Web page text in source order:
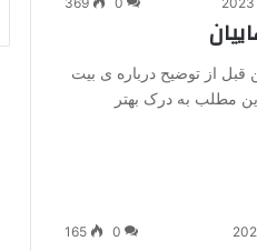
از توضیح درباره ی بیت
مطلب به درک بهتر
0
165